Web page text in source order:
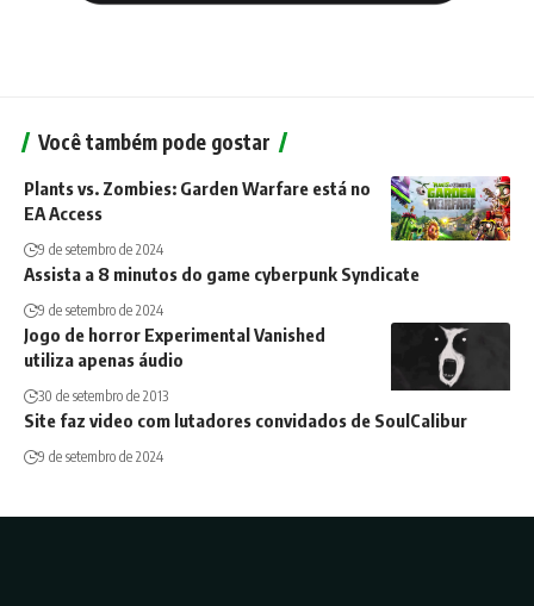
Você também pode gostar
Plants vs. Zombies: Garden Warfare está no
EA Access
9 de setembro de 2024
Assista a 8 minutos do game cyberpunk Syndicate
9 de setembro de 2024
Jogo de horror Experimental Vanished
utiliza apenas áudio
30 de setembro de 2013
Site faz video com lutadores convidados de SoulCalibur
9 de setembro de 2024